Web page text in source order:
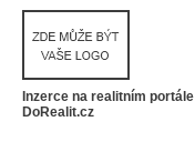
Inzerce na realitním portále
DoRealit.cz